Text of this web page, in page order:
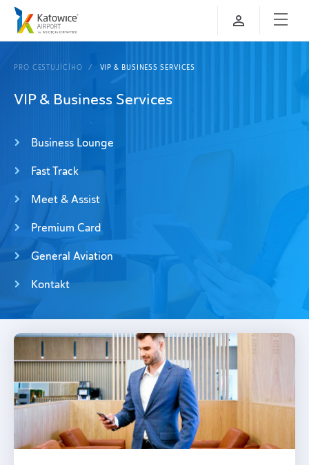
PRO CESTUJÍCÍHO VIP & BUSINESS SERVICES
VIP & Business Services
Business Lounge
Fast Track
Meet & Assist
Premium Card
General Aviation
Kontakt